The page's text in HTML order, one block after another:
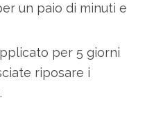
un paio di minuti e
per 5 giorni
riposare i